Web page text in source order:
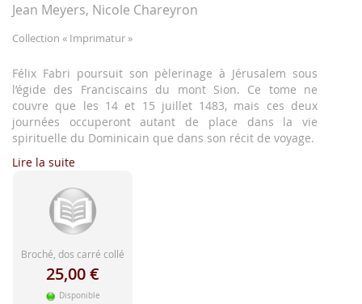
gallerie
d'image
Jean Meyers, Nicole Chareyron
Collection « Imprimatur »
Félix Fabri poursuit son pèlerinage à Jérusalem sous
l’égide des Franciscains du mont Sion. Ce tome ne
couvre que les 14 et 15 juillet 1483, mais ces deux
journées occuperont autant de place dans la vie
spirituelle du Dominicain que dans son récit de voyage.
Lire la suite
Broché, dos carré collé
25,00 €
Disponible